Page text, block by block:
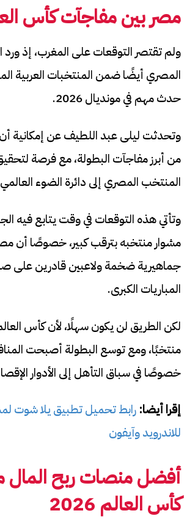
مصر بين مفاجآت كأس العالم
ولم تقتصر التوقعات على المغرب، إذ
المصري أيضًا ضمن المنتخبات العربية
حدث مهم في مونديال 2026.
وتحدثت ليلى عبد اللطيف عن إمكانية أن
من أبرز مفاجآت البطولة، مع فرصة
المنتخب المصري إلى دائرة الضوء
وتأتي هذه التوقعات في وقت يتابع فيه
مشوار منتخبه بترقب كبير، خصوصًا أن
جماهيرية ضخمة ولاعبين قادرين على
المباريات الكبرى.
منتخبًا، ومع توسع البطولة أصبحت
خصوصًا في سباق التأهل إلى الأدوار
إقرا أيضا: رابط تحميل تطبيق يلا شوت
للاندرويد وآيفون
أفضل منصات ربح المال
كأس العالم 2026